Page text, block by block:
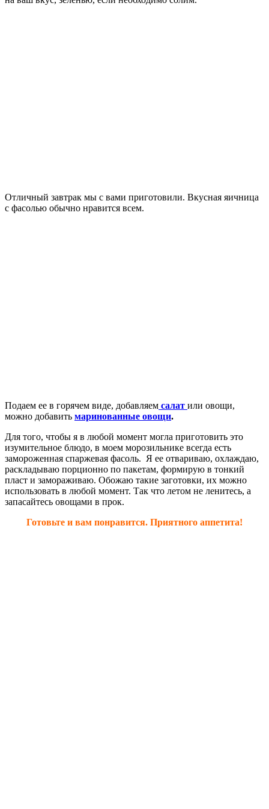
Отличный завтрак мы с вами приготовили. Вкусная яичница
с фасолью обычно нравится всем.
Подаем ее в горячем виде, добавляем салат или овощи,
можно добавить маринованные овощи.
Для того, чтобы я в любой момент могла приготовить это
изумительное блюдо, в моем морозильнике всегда есть
замороженная спаржевая фасоль. Я ее отвариваю, охлаждаю,
раскладываю порционно по пакетам, формирую в тонкий
пласт и замораживаю. Обожаю такие заготовки, их можно
использовать в любой момент. Так что летом не ленитесь, а
запасайтесь овощами в прок.
Готовьте и вам понравится. Приятного аппетита!